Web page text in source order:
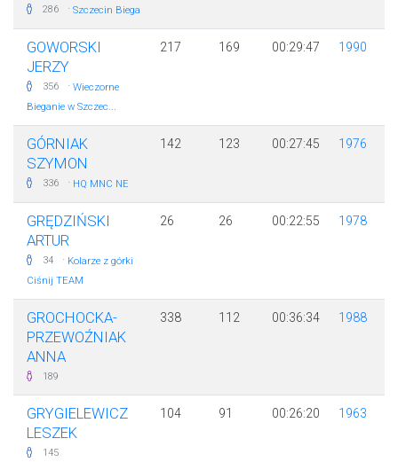
286 · Szczecin Biega
GOWORSKI
JERZY
356 · Wieczorne
Bieganie w Szczec...
217 169 00:29:47 1990
GÓRNIAK
SZYMON
336 · HQ MNC NE
142 123 00:27:45 1976
GRĘDZIŃSKI
ARTUR
34 · Kolarze z górki
Ciśnij TEAM
26 26 00:22:55 1978
GROCHOCKA-
PRZEWOŹNIAK
ANNA
189
338 112 00:36:34 1988
GRYGIELEWICZ
LESZEK
145
104 91 00:26:20 1963